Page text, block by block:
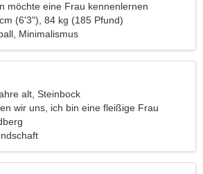
möchte eine Frau kennenlernen
(6'3"), 84 kg (185 Pfund)
Minimalismus
alt, Steinbock
wir uns, ich bin eine fleißige Frau